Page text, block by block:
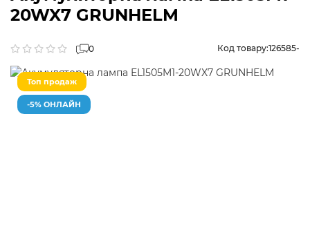
20WX7 GRUNHELM
0 Код товару:126585-
Топ продаж
-5% ОНЛАЙН